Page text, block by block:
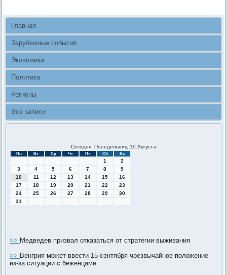
Главная
Зарубежные события
Экономика
Политика
Регионы
Все записи
Сегодня: Понедельник, 10 Августа
Пн Вт Ср Чт Пт Сб Вс
1
2
3
4 5 6 7 8
9
10
11 12 13 14 15
16
17
18 19 20 21 22
23
24
25 26 27 28 29
30
31
>> Медведев призвал отказаться от стратегии выживания
>> Венгрия может ввести 15 сентября чрезвычайное положение
из-за ситуации с беженцами